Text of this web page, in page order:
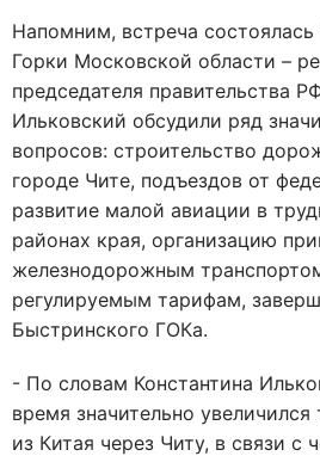
Напомним, встреча состоялась
Горки Московской области –
председателя правительства
Ильковский обсудили ряд
вопросов: строительство
городе Чите, подъездов от
развитие малой авиации в
районах края, организацию
железнодорожным
регулируемым тарифам,
Быстринского ГОКа.
- По словам Константина
время значительно
из Китая через Читу, в связи с